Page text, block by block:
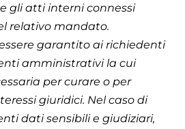
gli atti interni connessi
relativo mandato.
garantito ai richiedenti
amministrativi la cui
per curare o per
giuridici. Nel caso di
dati sensibili e giudiziari,